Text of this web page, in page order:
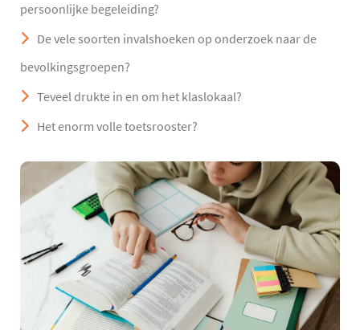
persoonlijke begeleiding?
De vele soorten invalshoeken op onderzoek naar de
bevolkingsgroepen?
Teveel drukte in en om het klaslokaal?
Het enorm volle toetsrooster?